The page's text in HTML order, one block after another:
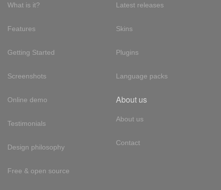
What is it?
Features
Getting Started
Screenshots
Online demo
Testimonials
Design philosophy
Free & open source
Latest releases
Skins
Plugins
Language packs
About us
About us
Contact